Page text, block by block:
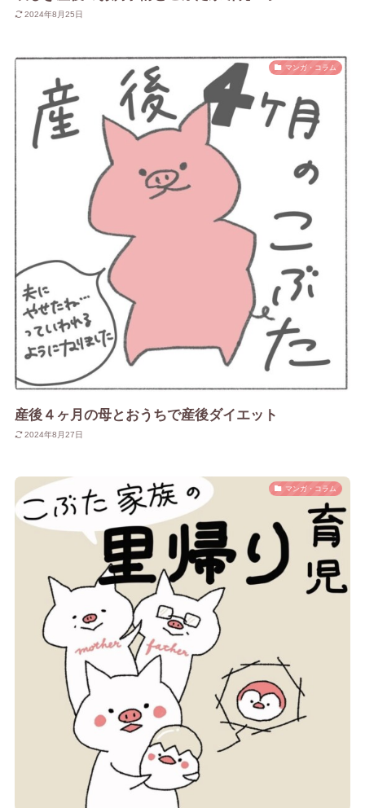
2024年8月25日
マンガ・コラム
産後４ヶ月の母とおうちで産後ダイエット
2024年8月27日
マンガ・コラム